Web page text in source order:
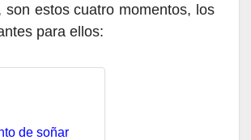
son estos cuatro momentos, los
para ellos:
de soñar